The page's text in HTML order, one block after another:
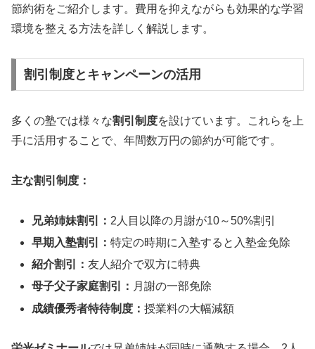
節約術をご紹介します。費用を抑えながらも効果的な学習
環境を整える方法を詳しく解説します。
割引制度とキャンペーンの活用
多くの塾では様々な割引制度を設けています。これらを上
手に活用することで、年間数万円の節約が可能です。
主な割引制度：
兄弟姉妹割引： 2人目以降の月謝が10～50%割引
早期入塾割引：特定の時期に入塾すると入塾金免除
紹介割引：友人紹介で双方に特典
母子父子家庭割引： 月謝の一部免除
成績優秀者特待制度：授業料の大幅減額